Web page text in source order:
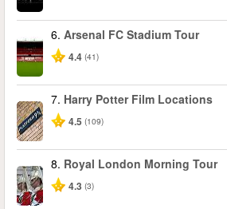
6. Arsenal FC Stadium Tour
4.4 (41)
7. Harry Potter Film Locations
4.5 (109)
8. Royal London Morning Tour
4.3 (3)